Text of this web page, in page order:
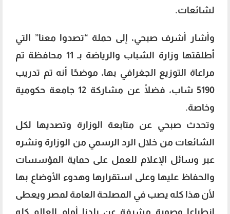
لشائعات.
وأشار أشرف صبحي، إلى حملة “تصدوا معنا” التي
أطلقتها وزارة الشباب والرياضة بـ 11 محافظة تم
مراعاة التوزيع الجغرافي بها، موضحًا أنه تم تدريب
5190 شاب، فضلًا عن مشاركة 12 جامعة حكومية
وخاصة.
وتحدث صبحي عن متابعة الوزارة وتصديها لكل
الشائعات من خلال الرد الرسمي من الوزارة ونشره
عبر وسائل الإعلام للعمل على حماية المؤسسات
والحفاظ عليها وعلى استقرارها وهدوء الأوضاع بها
لأن هذا كله يصب في المصلحة العامة لمصر ويعطى
انطباعا وصورة مشرفة عن بلدنا أمام العالم كله